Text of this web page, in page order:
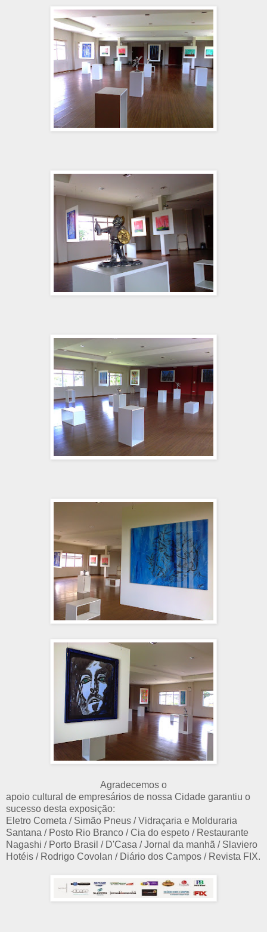
Agradecemos o
apoio cultural de empresários de nossa Cidade garantiu o
sucesso desta exposição:
Eletro Cometa / Simão Pneus / Vidraçaria e Molduraria
Santana / Posto Rio Branco / Cia do espeto / Restaurante
Nagashi / Porto Brasil / D'Casa / Jornal da manhã / Slaviero
Hotéis / Rodrigo Covolan / Diário dos Campos / Revista FIX.